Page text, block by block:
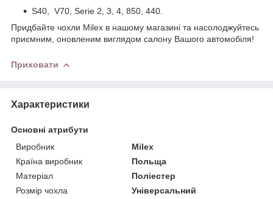
S40, V70, Serie 2, 3, 4, 850, 440.
Придбайте чохли Milex в нашому магазині та насолоджуйтесь
приємним, оновленим виглядом салону Вашого автомобіля!
Приховати
Характеристики
Основні атрибути
Виробник
Milex
Країна виробник
Польща
Матеріал
Поліестер
Розмір чохла
Універсальний